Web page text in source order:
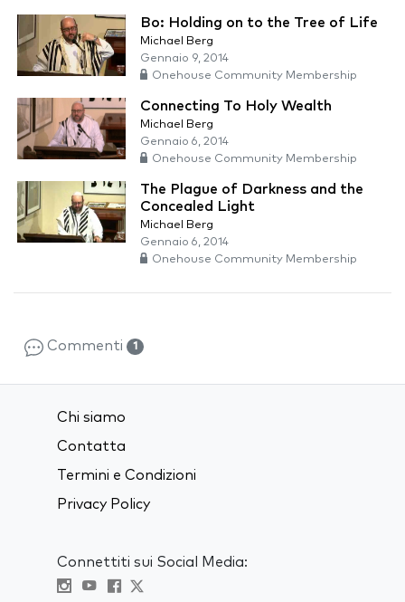
Bo: Holding on to the Tree of Life
Michael Berg
Gennaio 9, 2014
Onehouse Community Membership
Connecting To Holy Wealth
Michael Berg
Gennaio 6, 2014
Onehouse Community Membership
The Plague of Darkness and the
Concealed Light
Michael Berg
Gennaio 6, 2014
Onehouse Community Membership
Commenti 1
Chi siamo
Contatta
Termini e Condizioni
Privacy Policy
Connettiti sui Social Media: